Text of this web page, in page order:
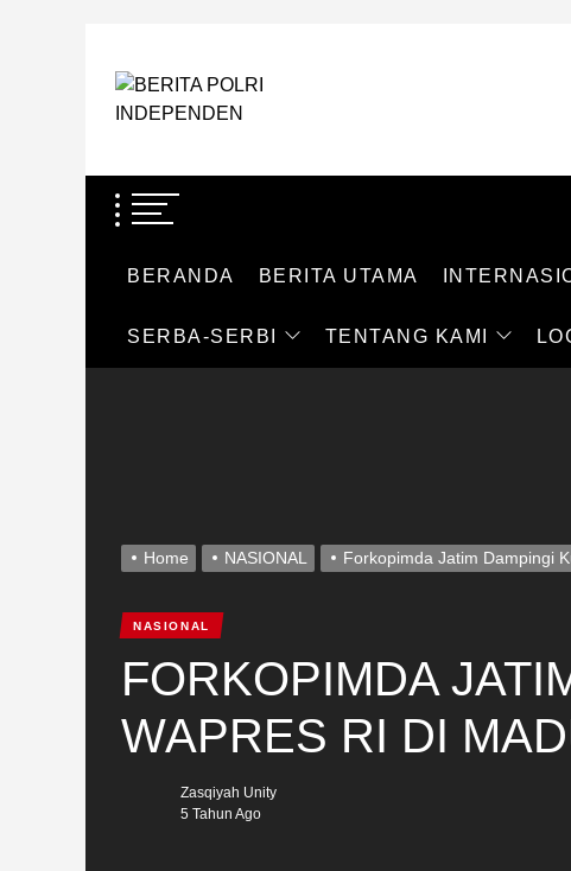
content
BERITA POLRI
BERANDA BERITA UTAMA
SERBA-SERBI TENTANG KAMI
Home NASIONAL Forkopimda Jatim Dampingi
NASIONAL
FORKOPIMDA
WAPRES RI DI
Zasqiyah Unity
5 Tahun Ago